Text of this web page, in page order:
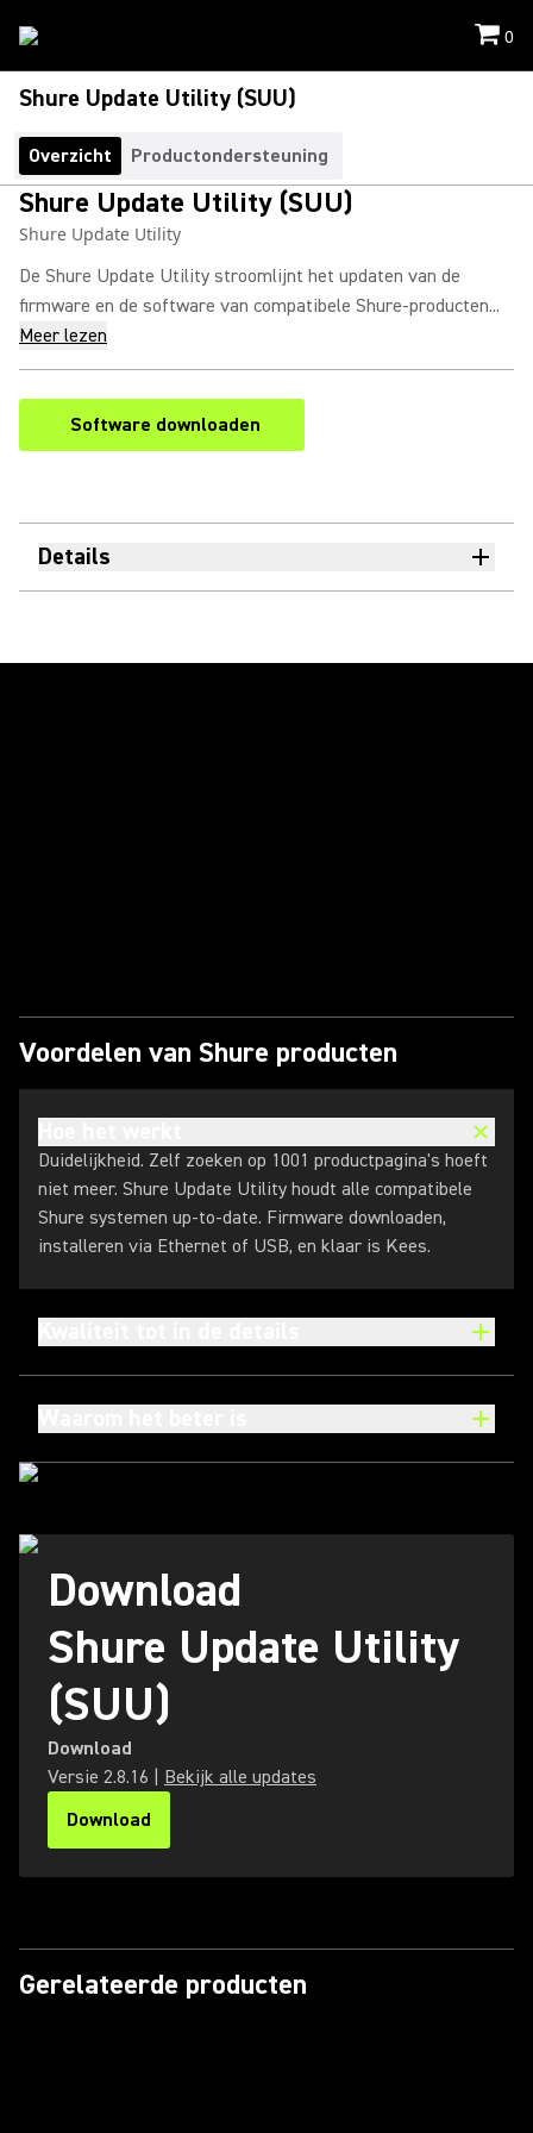
0
Shure Update Utility (SUU)
Overzicht Productondersteuning
Shure Update Utility (SUU)
Shure Update Utility
De Shure Update Utility stroomlijnt het updaten van de
firmware en de software van compatibele Shure-producten...
Meer lezen
Software downloaden
Details
Voordelen van Shure producten
Duidelijkheid. Zelf zoeken op 1001 productpagina's hoeft
niet meer. Shure Update Utility houdt alle compatibele
Shure systemen up-to-date. Firmware downloaden,
installeren via Ethernet of USB, en klaar is Kees.
Download
Shure Update Utility
(SUU)
Download
Versie 2.8.16
Bekijk alle updates
Download
(Opens in a new tab)
Gerelateerde producten